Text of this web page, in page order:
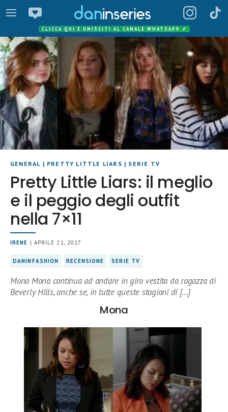
CLICCA QUI E UNISCITI AL CANALE WHATSAPP ✔
GENERAL | PRETTY LITTLE LIARS | SERIE TV
Pretty Little Liars: il meglio
e il peggio degli outfit
nella 7×11
IRENE | APRILE 21, 2017
DANINFASHION RECENSIONE SERIE TV
Mona Mona continua ad andare in giro vestita da ragazza di
Beverly Hills, anche se, in tutte queste stagioni di […]
Mona